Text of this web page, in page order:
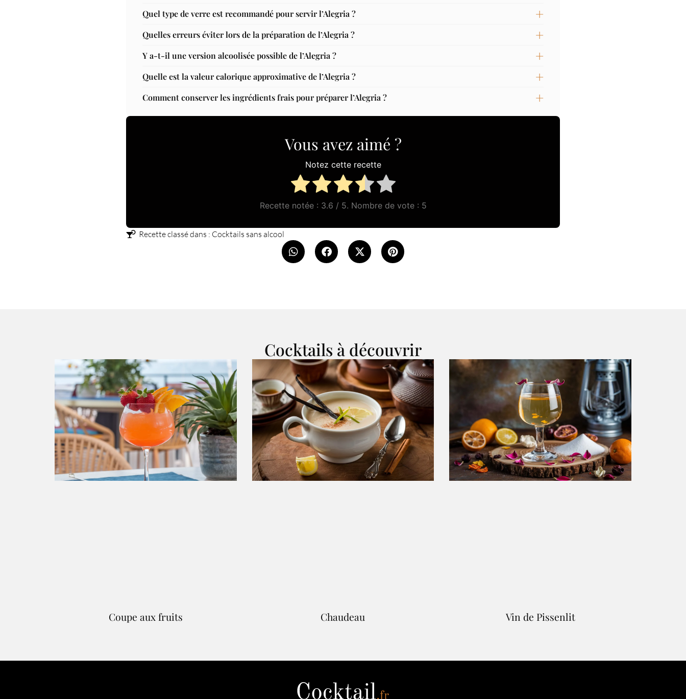
Quel type de verre est recommandé pour servir l’Alegria ?
Quelles erreurs éviter lors de la préparation de l’Alegria ?
Y a-t-il une version alcoolisée possible de l’Alegria ?
Quelle est la valeur calorique approximative de l’Alegria ?
Comment conserver les ingrédients frais pour préparer l’Alegria ?
Vous avez aimé ?
Notez cette recette
Recette notée : 3.6 / 5. Nombre de vote : 5
Recette classé dans : Cocktails sans alcool
Cocktails à découvrir
Coupe aux fruits Chaudeau Vin de Pissenlit